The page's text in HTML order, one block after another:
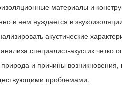
материалы и
в нем нуждается в
акустические
специалист-акустик четко
и причины
проблемами.